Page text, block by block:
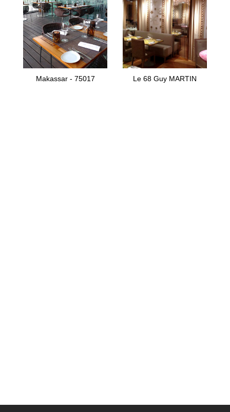
Makassar - 75017 Le 68 Guy MARTIN